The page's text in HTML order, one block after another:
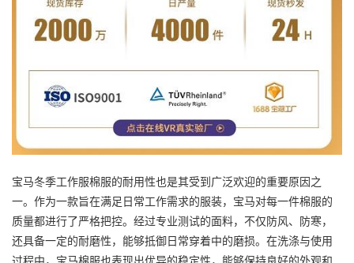
宝马冬季工作服棉服的耐用性也是其受到广泛欢迎的重要原因之
一。作为一款旨在满足日常工作需求的服装，宝马对每一件棉服的
质量都进行了严格把控。经过专业测试的面料，不仅防风、防寒，
还具备一定的耐磨性，能够抵御日常穿着中的磨损。在洗涤与使用